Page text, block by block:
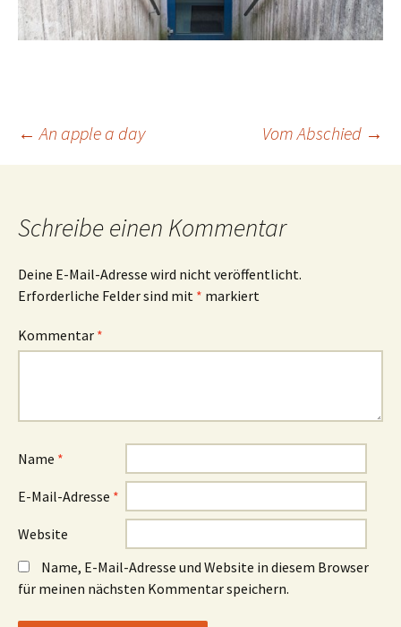
Beitrags-
← An apple a day Vom Abschied →
Schreibe einen Kommentar
Deine E-Mail-Adresse wird nicht veröffentlicht.
Erforderliche Felder sind mit * markiert
Kommentar *
Name *
E-Mail-Adresse *
Website
Name, E-Mail-Adresse und Website in diesem Browser
für meinen nächsten Kommentar speichern.